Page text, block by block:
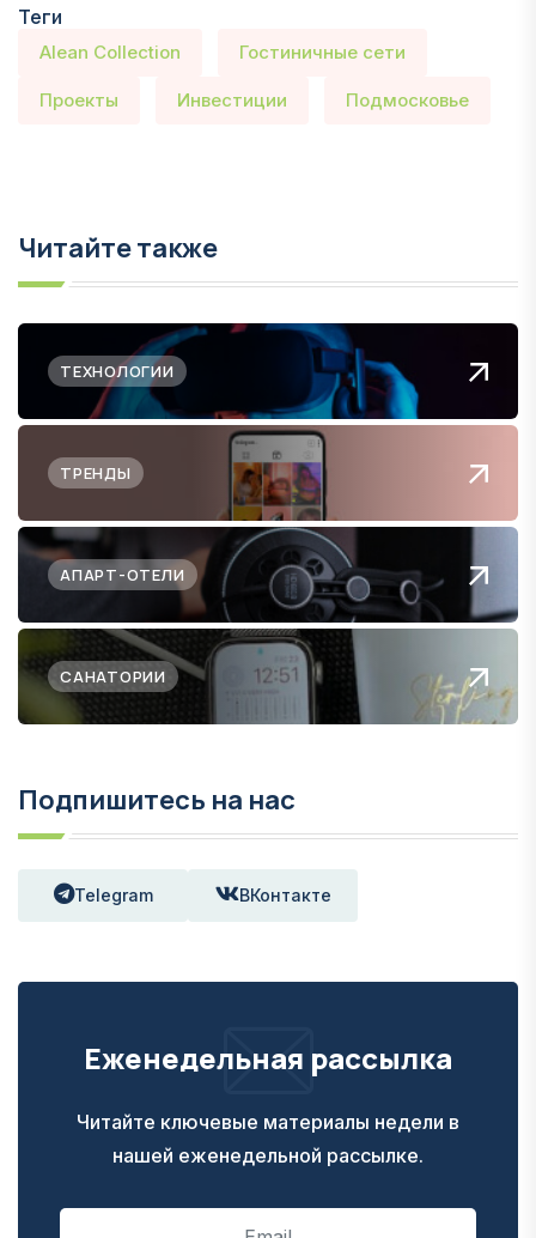
Теги
Alean Collection Гостиничные сети
Проекты Инвестиции Подмосковье
Читайте также
ТЕХНОЛОГИИ
ТРЕНДЫ
АПАРТ-ОТЕЛИ
САНАТОРИИ
Подпишитесь на нас
Telegram ВКонтакте
Еженедельная рассылка
Читайте ключевые материалы недели в
нашей еженедельной рассылке.